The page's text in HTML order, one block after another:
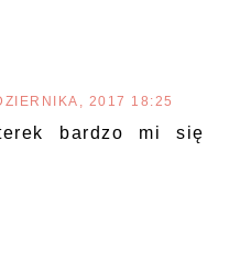
2017 18:25
bardzo mi się